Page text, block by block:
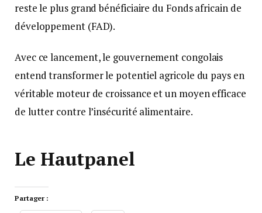
reste le plus grand bénéficiaire du Fonds africain de
développement (FAD).
Avec ce lancement, le gouvernement congolais
entend transformer le potentiel agricole du pays en
véritable moteur de croissance et un moyen efficace
de lutter contre l’insécurité alimentaire.
Le Hautpanel
Partager :